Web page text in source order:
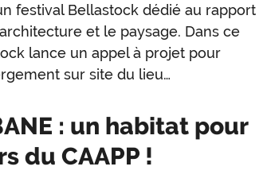
festival Bellastock dédié au rapport
et le paysage. Dans ce
lance un appel à projet pour
sur site du lieu…
: un habitat pour
du CAAPP !